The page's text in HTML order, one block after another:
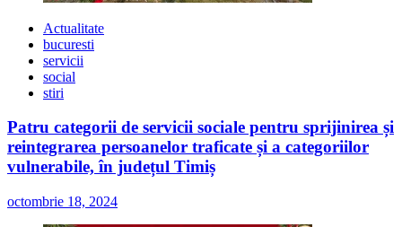
Actualitate
bucuresti
servicii
social
stiri
Patru categorii de servicii sociale pentru sprijinirea și
reintegrarea persoanelor traficate și a categoriilor
vulnerabile, în județul Timiș
octombrie 18, 2024